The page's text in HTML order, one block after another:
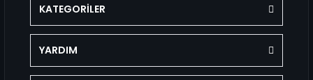
KATEGORİLER
YARDIM